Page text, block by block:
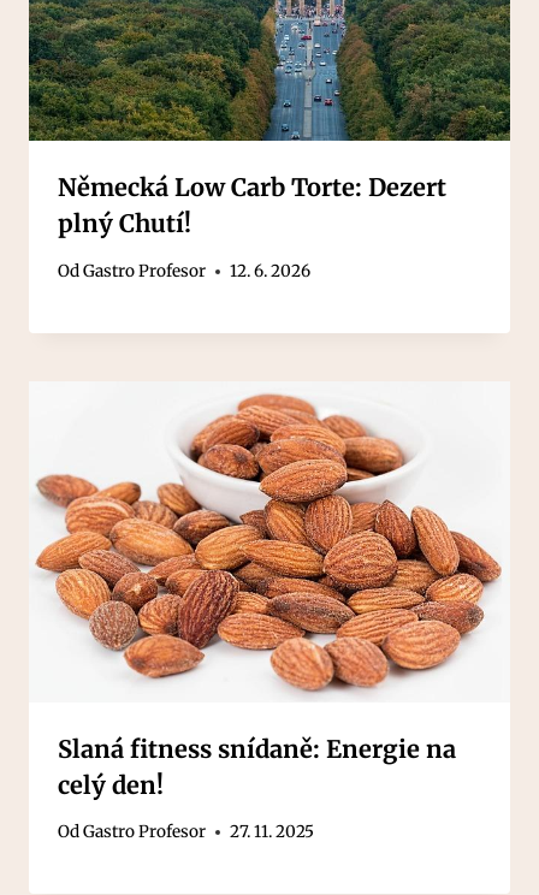
Německá Low Carb Torte: Dezert
plný Chutí!
OdGastro Profesor 12. 6. 2026
Slaná fitness snídaně: Energie na
celý den!
OdGastro Profesor 27. 11. 2025